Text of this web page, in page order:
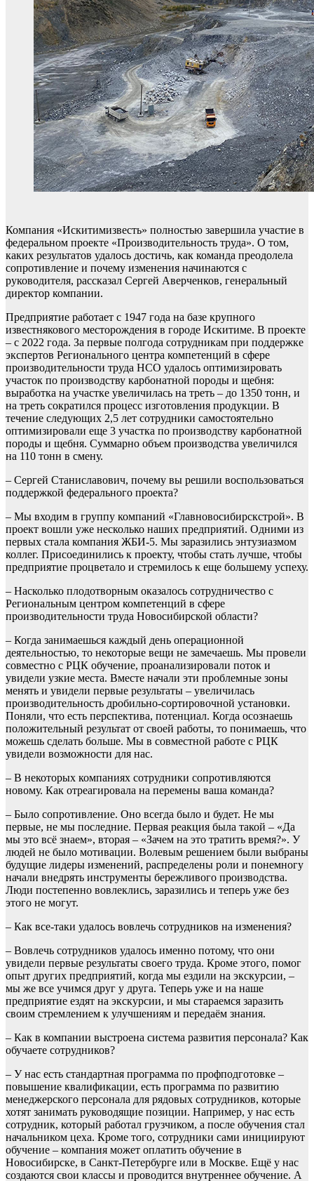
Компания «Искитимизвесть» полностью завершила участие в
федеральном проекте «Производительность труда». О том,
каких результатов удалось достичь, как команда преодолела
сопротивление и почему изменения начинаются с
руководителя, рассказал Сергей Аверченков, генеральный
директор компании.
Предприятие работает с 1947 года на базе крупного
известнякового месторождения в городе Искитиме. В проекте
– с 2022 года. За первые полгода сотрудникам при поддержке
экспертов Регионального центра компетенций в сфере
производительности труда НСО удалось оптимизировать
участок по производству карбонатной породы и щебня:
выработка на участке увеличилась на треть – до 1350 тонн, и
на треть сократился процесс изготовления продукции. В
течение следующих 2,5 лет сотрудники самостоятельно
оптимизировали еще 3 участка по производству карбонатной
породы и щебня. Суммарно объем производства увеличился
на 110 тонн в смену.
– Сергей Станиславович, почему вы решили воспользоваться
поддержкой федерального проекта?
– Мы входим в группу компаний «Главновосибирскстрой». В
проект вошли уже несколько наших предприятий. Одними из
первых стала компания ЖБИ-5. Мы заразились энтузиазмом
коллег. Присоединились к проекту, чтобы стать лучше, чтобы
предприятие процветало и стремилось к еще большему успеху.
– Насколько плодотворным оказалось сотрудничество с
Региональным центром компетенций в сфере
производительности труда Новосибирской области?
– Когда занимаешься каждый день операционной
деятельностью, то некоторые вещи не замечаешь. Мы провели
совместно с РЦК обучение, проанализировали поток и
увидели узкие места. Вместе начали эти проблемные зоны
менять и увидели первые результаты – увеличилась
производительность дробильно-сортировочной установки.
Поняли, что есть перспектива, потенциал. Когда осознаешь
положительный результат от своей работы, то понимаешь, что
можешь сделать больше. Мы в совместной работе с РЦК
увидели возможности для нас.
– В некоторых компаниях сотрудники сопротивляются
новому. Как отреагировала на перемены ваша команда?
– Было сопротивление. Оно всегда было и будет. Не мы
первые, не мы последние. Первая реакция была такой – «Да
мы это всё знаем», вторая – «Зачем на это тратить время?». У
людей не было мотивации. Волевым решением были выбраны
будущие лидеры изменений, распределены роли и понемногу
начали внедрять инструменты бережливого производства.
Люди постепенно вовлеклись, заразились и теперь уже без
этого не могут.
– Как все-таки удалось вовлечь сотрудников на изменения?
– Вовлечь сотрудников удалось именно потому, что они
увидели первые результаты своего труда. Кроме этого, помог
опыт других предприятий, когда мы ездили на экскурсии, –
мы же все учимся друг у друга. Теперь уже и на наше
предприятие ездят на экскурсии, и мы стараемся заразить
своим стремлением к улучшениям и передаём знания.
– Как в компании выстроена система развития персонала? Как
обучаете сотрудников?
– У нас есть стандартная программа по профподготовке –
повышение квалификации, есть программа по развитию
менеджерского персонала для рядовых сотрудников, которые
хотят занимать руководящие позиции. Например, у нас есть
сотрудник, который работал грузчиком, а после обучения стал
начальником цеха. Кроме того, сотрудники сами инициируют
обучение – компания может оплатить обучение в
Новосибирске, в Санкт-Петербурге или в Москве. Ещё у нас
создаются свои классы и проводится внутреннее обучение. А